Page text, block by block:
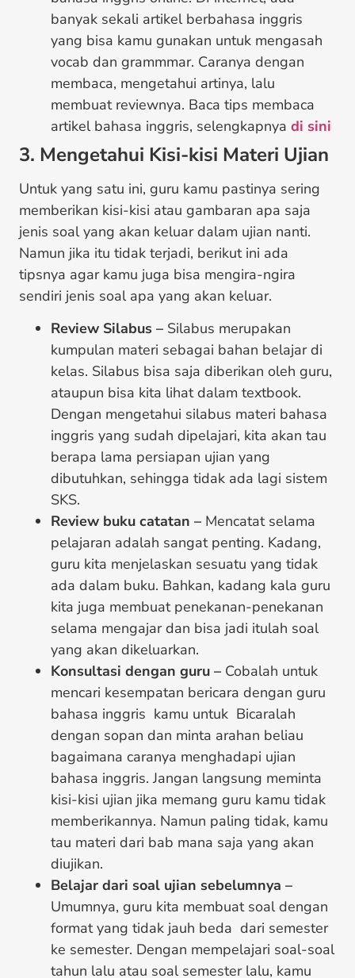
banyak sekali artikel berbahasa inggris
yang bisa kamu gunakan untuk mengasah
vocab dan grammmar. Caranya dengan
membaca, mengetahui artinya, lalu
membuat reviewnya. Baca tips membaca
artikel bahasa inggris, selengkapnya di sini
3. Mengetahui Kisi-kisi Materi Ujian
Untuk yang satu ini, guru kamu pastinya sering
memberikan kisi-kisi atau gambaran apa saja
jenis soal yang akan keluar dalam ujian nanti.
Namun jika itu tidak terjadi, berikut ini ada
tipsnya agar kamu juga bisa mengira-ngira
sendiri jenis soal apa yang akan keluar.
Review Silabus – Silabus merupakan
kumpulan materi sebagai bahan belajar di
kelas. Silabus bisa saja diberikan oleh guru,
ataupun bisa kita lihat dalam textbook.
Dengan mengetahui silabus materi bahasa
inggris yang sudah dipelajari, kita akan tau
berapa lama persiapan ujian yang
dibutuhkan, sehingga tidak ada lagi sistem
SKS.
Review buku catatan – Mencatat selama
pelajaran adalah sangat penting. Kadang,
guru kita menjelaskan sesuatu yang tidak
ada dalam buku. Bahkan, kadang kala guru
kita juga membuat penekanan-penekanan
selama mengajar dan bisa jadi itulah soal
yang akan dikeluarkan.
Konsultasi dengan guru – Cobalah untuk
mencari kesempatan bericara dengan guru
bahasa inggris kamu untuk Bicaralah
dengan sopan dan minta arahan beliau
bagaimana caranya menghadapi ujian
bahasa inggris. Jangan langsung meminta
kisi-kisi ujian jika memang guru kamu tidak
memberikannya. Namun paling tidak, kamu
tau materi dari bab mana saja yang akan
diujikan.
Belajar dari soal ujian sebelumnya –
Umumnya, guru kita membuat soal dengan
format yang tidak jauh beda dari semester
ke semester. Dengan mempelajari soal-soal
tahun lalu atau soal semester lalu, kamu